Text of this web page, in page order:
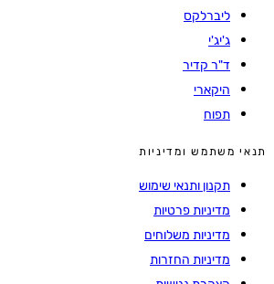
ליברלקס
ג'יג'י
ד"ר קדיר
היקארי
תפוח
תנאי משתמש ומדיניות
תקנון ותנאי שימוש
מדיניות פרטיות
מדיניות משלוחים
מדיניות החזרות